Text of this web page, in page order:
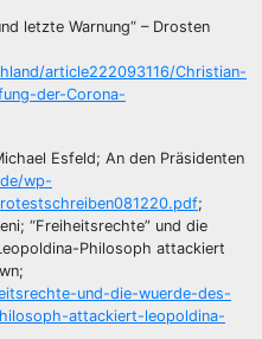
letzte Warnung“ – Drosten
article222093116/Christian-
der-Corona-
Esfeld; An den Präsidenten
wp-
;
“Freiheitsrechte” und die
Philosoph attackiert
und-die-wuerde-des-
attackiert-leopoldina-